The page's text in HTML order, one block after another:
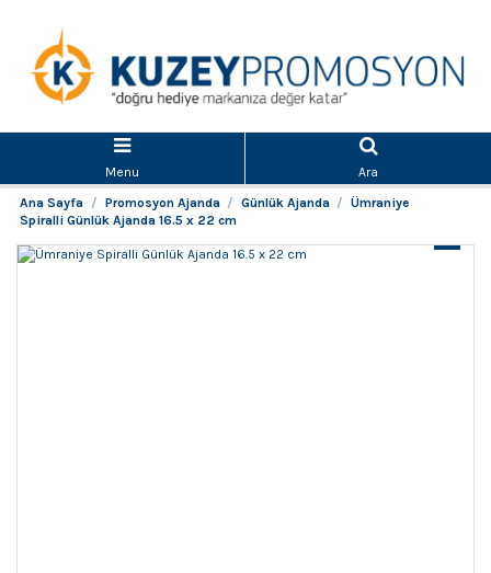
Menu
Ara
Ana Sayfa
Promosyon Ajanda Günlük Ajanda
Ümraniye
Spiralli Günlük Ajanda 16.5 x 22 cm